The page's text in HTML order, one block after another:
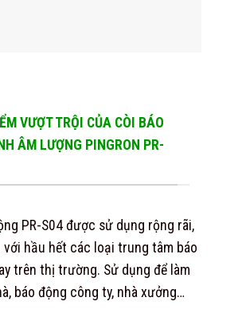
VƯỢT TRỘI CỦA CÒI BÁO
ÂM LƯỢNG PINGRON PR-
PR-S04 được sử dụng rộng rãi,
hầu hết các loại trung tâm báo
trên thị trường. Sử dụng để làm
báo động công ty, nhà xưởng…